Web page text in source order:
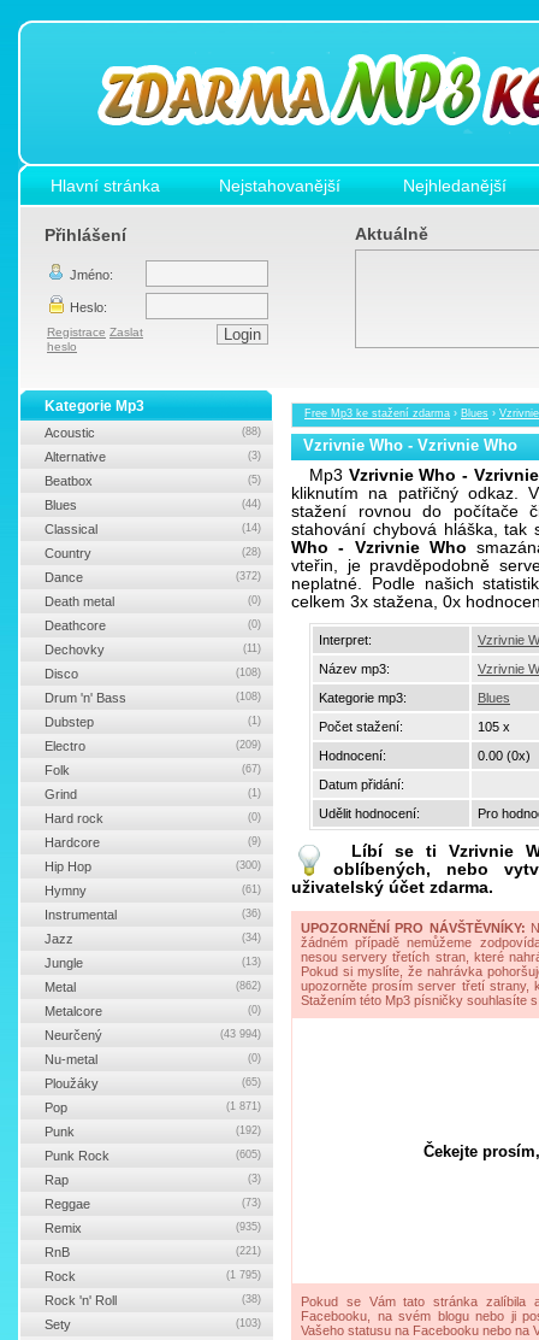
Hlavní stránka Nejstahovanější Nejhledanější
Přihlášení
Jméno:
Heslo:
Registrace Zaslat
heslo
Aktuálně
Free Mp3 ke stažení zdarma › Blues ›
Vzrivnie Who - Vzrivnie Who
Mp3 Vzrivnie Who -
kliknutím na patřičný odkaz.
stažení rovnou do počítače
stahování chybová hláška,
Who - Vzrivnie Who
vteřin, je pravděpodobně
neplatné. Podle našich
celkem 3x stažena, 0x
Interpret:
Vzrivnie
Název mp3:
Vzrivnie
Kategorie mp3:
Blues
Počet stažení:
105 x
Hodnocení:
0.00 (0x)
Datum přidání:
Udělit hodnocení:
Pro
Líbí se tiVzrivnie
oblíbených, nebo
uživatelský účet zdarma.
UPOZORNĚNÍ PRO NÁVŠTĚVNÍKY:
žádném případě nemůžeme
nesou servery třetích stran, které
Pokud si myslíte, že nahrávka
upozorněte prosím server třetí strany,
Stažením této Mp3 písničky souhlasíte
Čekejte
Pokud se Vám tato stránka zalíbila
Facebooku, na svém blogu nebo ji
Vašeho statusu na Facebooku nebo na
Kategorie Mp3
Acoustic (88)
Alternative (3)
Beatbox (5)
Blues (44)
Classical (14)
Country (28)
Dance (372)
Death metal (0)
Deathcore (0)
Dechovky (11)
Disco (108)
Drum 'n' Bass (108)
Dubstep (1)
Electro (209)
Folk (67)
Grind (1)
Hard rock (0)
Hardcore (9)
Hip Hop (300)
Hymny (61)
Instrumental (36)
Jazz (34)
Jungle (13)
Metal (862)
Metalcore (0)
Neurčený (43 994)
Nu-metal (0)
Ploužáky (65)
Pop (1 871)
Punk (192)
Punk Rock (605)
Rap (3)
Reggae (73)
Remix (935)
RnB (221)
Rock (1 795)
Rock 'n' Roll (38)
Sety (103)